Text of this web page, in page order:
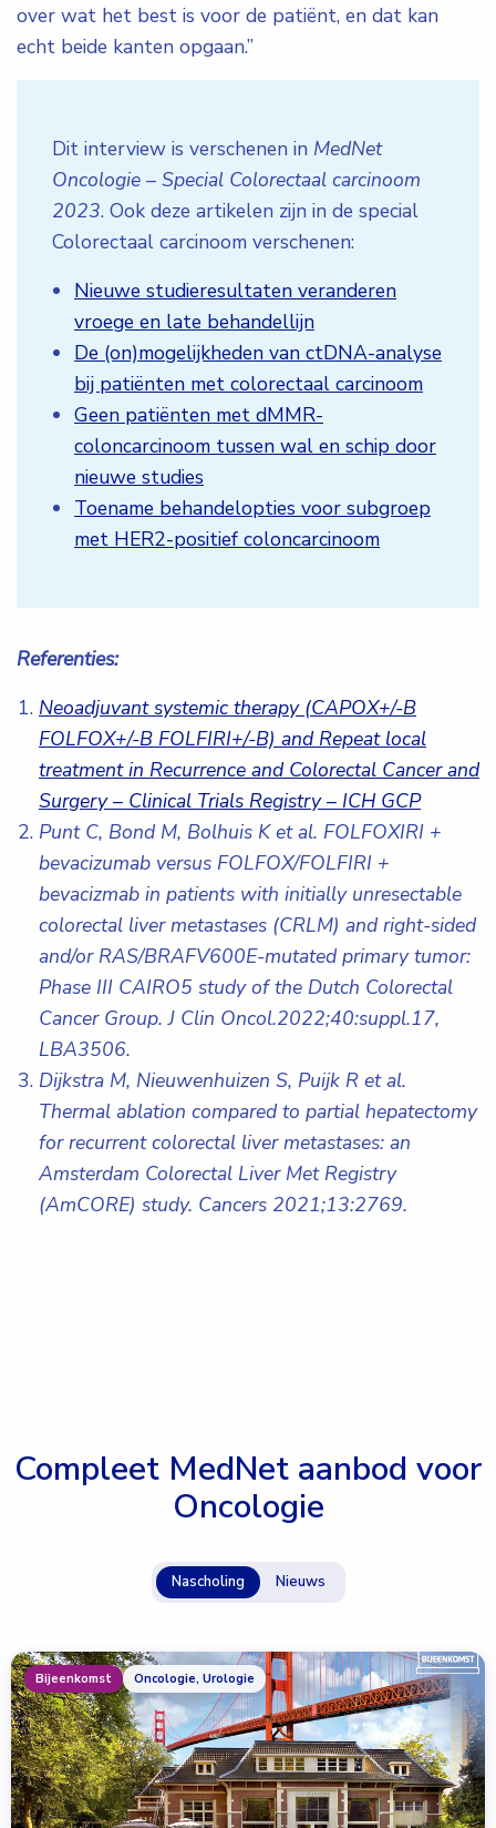
over wat het best is voor de patiënt, en dat kan
echt beide kanten opgaan.”
Dit interview is verschenen in MedNet
Oncologie – Special Colorectaal carcinoom
2023. Ook deze artikelen zijn in de special
Colorectaal carcinoom verschenen:
Nieuwe studieresultaten veranderen
vroege en late behandellijn
De (on)mogelijkheden van ctDNA-analyse
bij patiënten met colorectaal carcinoom
Geen patiënten met dMMR-
coloncarcinoom tussen wal en schip door
nieuwe studies
Toename behandelopties voor subgroep
met HER2-positief coloncarcinoom
Referenties:
Neoadjuvant systemic therapy (CAPOX+/-B
FOLFOX+/-B FOLFIRI+/-B) and Repeat local
treatment in Recurrence and Colorectal Cancer and
Surgery – Clinical Trials Registry – ICH GCP
Punt C, Bond M, Bolhuis K et al. FOLFOXIRI +
bevacizumab versus FOLFOX/FOLFIRI +
bevacizmab in patients with initially unresectable
colorectal liver metastases (CRLM) and right-sided
and/or RAS/BRAFV600E-mutated primary tumor:
Phase III CAIRO5 study of the Dutch Colorectal
Cancer Group. J Clin Oncol.2022;40:suppl.17,
LBA3506.
Dijkstra M, Nieuwenhuizen S, Puijk R et al.
Thermal ablation compared to partial hepatectomy
for recurrent colorectal liver metastases: an
Amsterdam Colorectal Liver Met Registry
(AmCORE) study. Cancers 2021;13:2769.
Compleet MedNet aanbod voor
Oncologie
Nascholing Nieuws
Bijeenkomst Oncologie, Urologie